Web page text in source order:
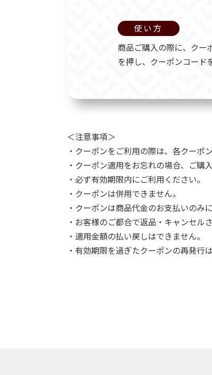
使い方
商品ご購入の際に、クー
を押し、クーポンコード
＜注意事項＞
・クーポンをご利用の際は、各クーポ
・クーポン適用をお忘れの場合、ご購
・必ず有効期限内にご利用ください。
・クーポンは併用できません。
・クーポンは商品代金のお支払いのみ
・お客様のご都合で返品・キャンセル
・適用金額の払い戻しはできません。
・有効期限を過ぎたクーポンの再発行